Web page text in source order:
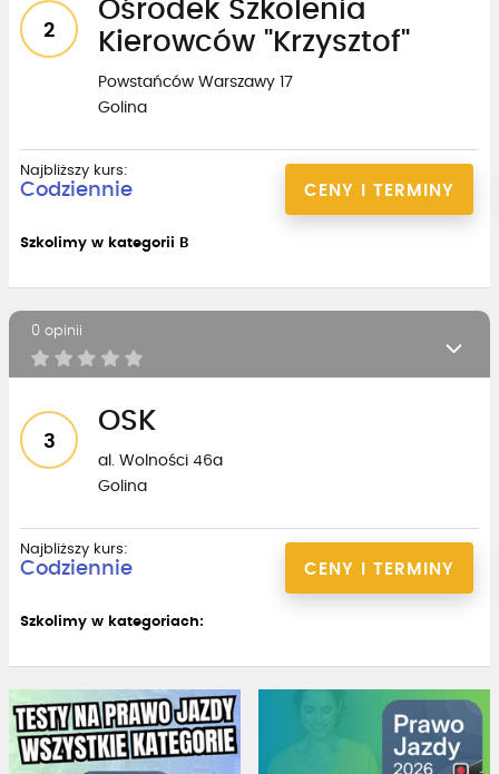
2
Ośrodek Szkolenia
Kierowców "Krzysztof"
Powstańców Warszawy 17
Golina
CENY I TERMINY
Najbliższy kurs:
Codziennie
Szkolimy w kategorii B
0 opinii
3
OSK
al. Wolności 46a
Golina
CENY I TERMINY
Najbliższy kurs:
Codziennie
Szkolimy w kategoriach: